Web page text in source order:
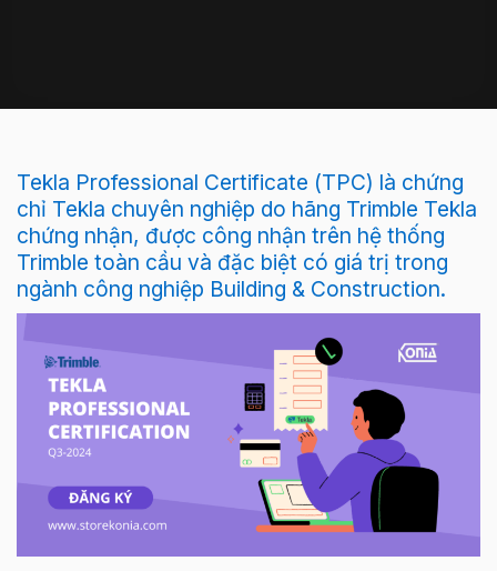
Tekla Professional Certificate (TPC) là chứng
chỉ Tekla chuyên nghiệp do hãng Trimble Tekla
chứng nhận, được công nhận trên hệ thống
Trimble toàn cầu và đặc biệt có giá trị trong
ngành công nghiệp Building & Construction.